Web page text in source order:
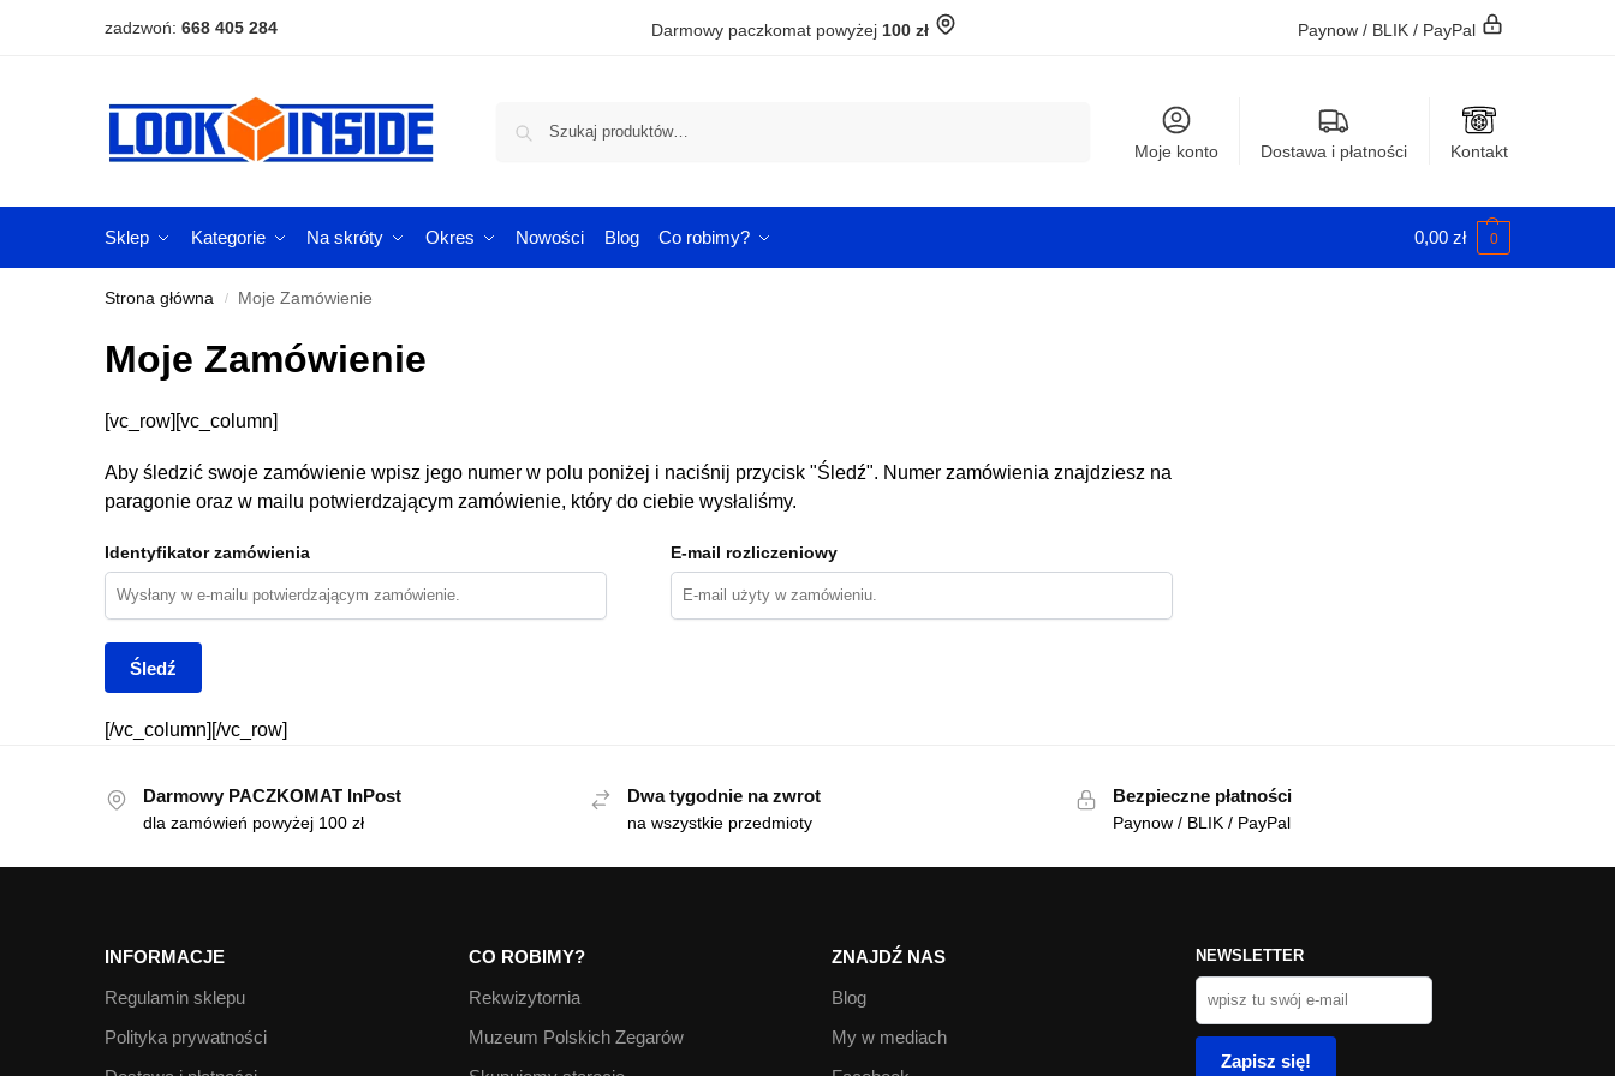
zadzwoń: 668 405 284 Darmowy paczkomat powyżej 100 zł Paynow / BLIK / PayPal
Moje konto Dostawa i płatności Kontakt
Sklep Kategorie Na skróty Okres Nowości Blog Co robimy? 0,00 zł 0
Strona główna / Moje Zamówienie
Moje Zamówienie
[vc_row][vc_column]
Aby śledzić swoje zamówienie wpisz jego numer w polu poniżej i naciśnij przycisk "Śledź". Numer zamówienia znajdziesz na
paragonie oraz w mailu potwierdzającym zamówienie, który do ciebie wysłaliśmy.
Identyfikator zamówienia E-mail rozliczeniowy
Śledź
[/vc_column][/vc_row]
Darmowy PACZKOMAT InPost
dla zamówień powyżej 100 zł
Dwa tygodnie na zwrot
na wszystkie przedmioty
Bezpieczne płatności
Paynow / BLIK / PayPal
INFORMACJE
Regulamin sklepu
Polityka prywatności
CO ROBIMY?
Rekwizytornia
Muzeum Polskich Zegarów
ZNAJDŹ NAS
Blog
My w mediach
NEWSLETTER